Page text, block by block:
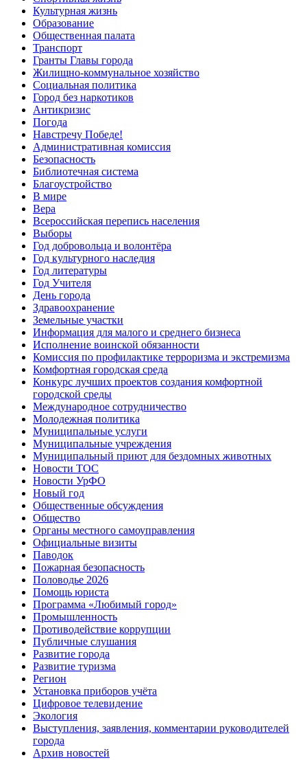
Культурная жизнь
Образование
Общественная палата
Транспорт
Гранты Главы города
Жилищно-коммунальное хозяйство
Социальная политика
Город без наркотиков
Антикризис
Погода
Навстречу Победе!
Административная комиссия
Безопасность
Библиотечная система
Благоустройство
В мире
Вера
Всероссийская перепись населения
Выборы
Год добровольца и волонтёра
Год культурного наследия
Год литературы
Год Учителя
День города
Здравоохранение
Земельные участки
Информация для малого и среднего бизнеса
Исполнение воинской обязанности
Комиссия по профилактике терроризма и экстремизма
Комфортная городская среда
Конкурс лучших проектов создания комфортной
городской среды
Международное сотрудничество
Молодежная политика
Муниципальные услуги
Муниципальные учреждения
Муниципальный приют для бездомных животных
Новости ТОС
Новости УрФО
Новый год
Общественные обсуждения
Общество
Органы местного самоуправления
Официальные визиты
Паводок
Пожарная безопасность
Половодье 2026
Помощь юриста
Программа «Любимый город»
Промышленность
Противодействие коррупции
Публичные слушания
Развитие города
Развитие туризма
Регион
Установка приборов учёта
Цифровое телевидение
Экология
Выступления, заявления, комментарии руководителей
города
Архив новостей